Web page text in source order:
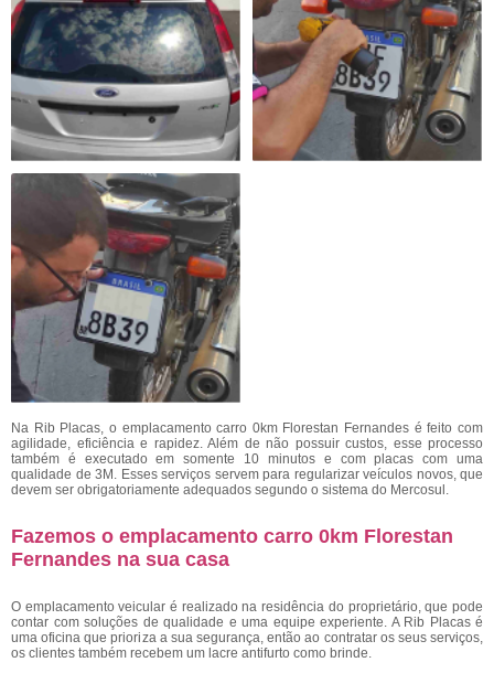
Na Rib Placas, o emplacamento carro 0km Florestan Fernandes é feito com
agilidade, eficiência e rapidez. Além de não possuir custos, esse processo
também é executado em somente 10 minutos e com placas com uma
qualidade de 3M. Esses serviços servem para regularizar veículos novos, que
devem ser obrigatoriamente adequados segundo o sistema do Mercosul.
Fazemos o emplacamento carro 0km Florestan
Fernandes na sua casa
O emplacamento veicular é realizado na residência do proprietário, que pode
contar com soluções de qualidade e uma equipe experiente. A Rib Placas é
uma oficina que prioriza a sua segurança, então ao contratar os seus serviços,
os clientes também recebem um lacre antifurto como brinde.